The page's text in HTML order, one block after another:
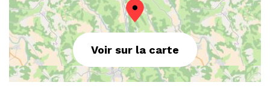
Voir sur la carte